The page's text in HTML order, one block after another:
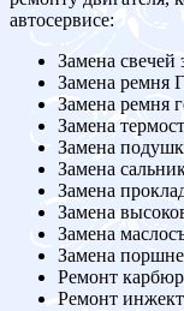
автосервисе:
Замена свечей
Замена ремня
Замена ремня
Замена
Замена
Замена
Замена
Замена
Замена
Замена
Ремонт
Ремонт